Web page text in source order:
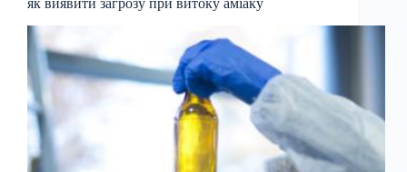
як виявити загрозу при витоку аміаку